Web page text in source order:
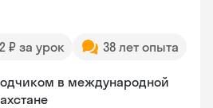
₽ за урок 38 лет опыта
в международной